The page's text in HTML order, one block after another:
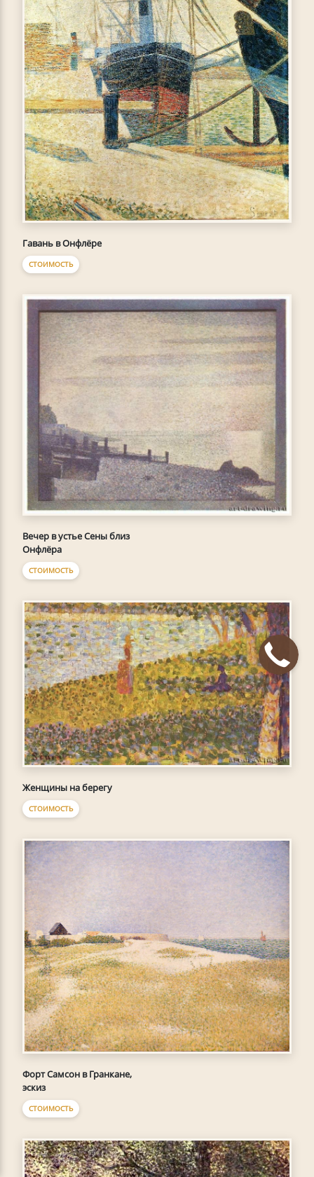
Гавань в Онфлёре
СТОИМОСТЬ
Вечер в устье Сены близ
Онфлёра
СТОИМОСТЬ
Женщины на берегу
СТОИМОСТЬ
Форт Самсон в Гранкане,
эскиз
СТОИМОСТЬ